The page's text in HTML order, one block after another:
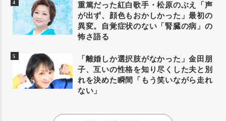
重篤だった紅白歌手・松原のぶえ「声
が出ず、顔色もおかしかった」最初の
異変。自覚症状のない「腎臓の病」の
怖さ語る
「離婚しか選択肢がなかった」金田朋
子、互いの性格を知り尽くした夫と別
れを決めた瞬間「もう笑いながら走れ
ない」